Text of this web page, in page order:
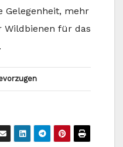
Gelegenheit, mehr
Wildbienen für das